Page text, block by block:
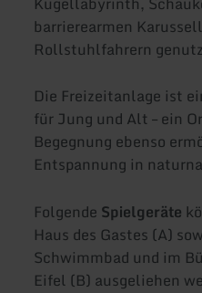
barrierearmen
Rollstuhlfahrern
Die Freizeitanlage ist
für Jung und Alt – ein
Begegnung ebenso
Entspannung in
Folgende Spielgeräte
Haus des Gastes (A)
Schwimmbad und im
Eifel (B) ausgeliehen